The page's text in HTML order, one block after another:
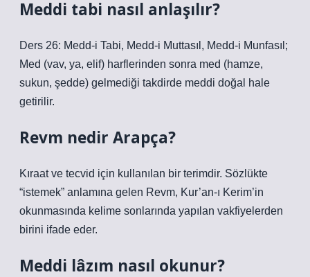
Meddi tabi nasıl anlaşılır?
Ders 26: Medd-i Tabi, Medd-i Muttasıl, Medd-i Munfasıl;
Med (vav, ya, elif) harflerinden sonra med (hamze,
sukun, şedde) gelmediği takdirde meddi doğal hale
getirilir.
Revm nedir Arapça?
Kıraat ve tecvid için kullanılan bir terimdir. Sözlükte
“istemek” anlamına gelen Revm, Kur’an-ı Kerim’in
okunmasında kelime sonlarında yapılan vakfiyelerden
birini ifade eder.
Meddi lâzım nasıl okunur?